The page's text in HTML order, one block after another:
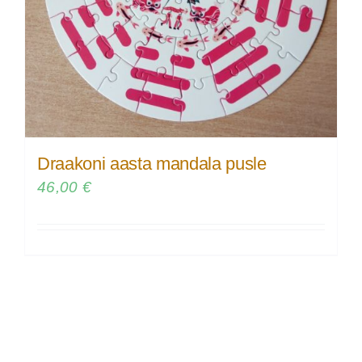
Draakoni aasta mandala pusle
46,00 €